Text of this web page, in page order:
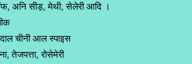
अनि सीड़, मेथी, सेलेरी आदि ।
चीनी आल स्पाइस
तेजपत्ता, रोसेमेरी